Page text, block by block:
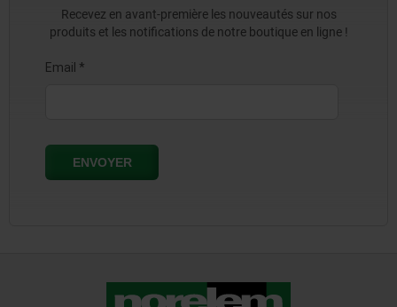
Recevez en avant-première les nouveautés sur nos
produits et les notifications de notre boutique en ligne !